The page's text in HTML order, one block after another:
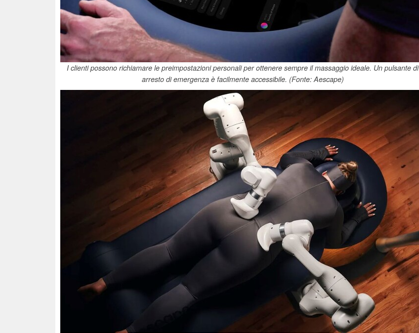
I clienti possono richiamare le preimpostazioni personali per ottenere sempre il massaggio ideale. Un pulsante di
arresto di emergenza è facilmente accessibile. (Fonte: Aescape)